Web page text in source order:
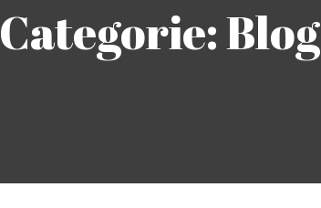
Categorie:Blog